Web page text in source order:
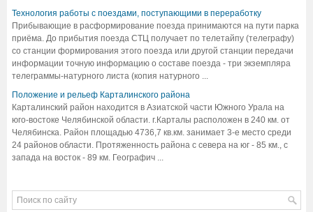
Технология работы с поездами, поступающими в переработку
Прибывающие в расформирование поезда принимаются на пути парка
приёма. До прибытия поезда СТЦ получает по телетайпу (телеграфу)
со станции формирования этого поезда или другой станции передачи
информации точную информацию о составе поезда - три экземпляра
телеграммы-натурного листа (копия натурного ...
Положение и рельеф Карталинского района
Карталинский район находится в Азиатской части Южного Урала на
юго-востоке Челябинской области. г.Карталы расположен в 240 км. от
Челябинска. Район площадью 4736,7 кв.км. занимает 3-е место среди
24 районов области. Протяженность района с севера на юг - 85 км., с
запада на восток - 89 км. Географич ...